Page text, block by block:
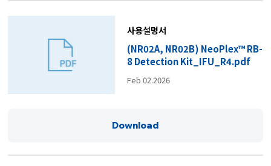
사용설명서
(NR02A, NR02B) NeoPlex™ RB-
8 Detection Kit_IFU_R4.pdf
Feb 02.2026
Download